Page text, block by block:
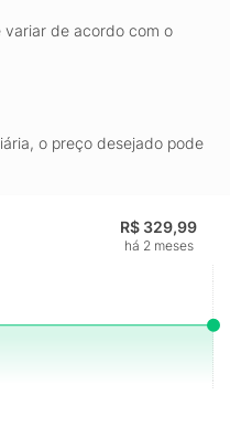
variar de acordo com o
o preço desejado pode
R$ 329,99
há 2 meses